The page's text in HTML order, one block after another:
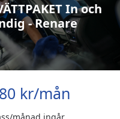
In och
- Renare
kr/mån